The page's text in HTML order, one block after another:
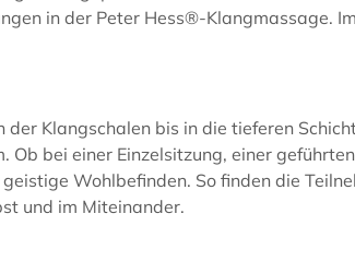
in der Peter Hess®-
Klangschalen bis in die tieferen
Ob bei einer Einzelsitzung, einer
Wohlbefinden. So finden die
und im Miteinander.